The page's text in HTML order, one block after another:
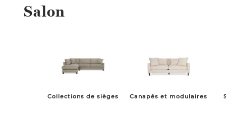
Salon
Collections de sièges Canapés et modulaires